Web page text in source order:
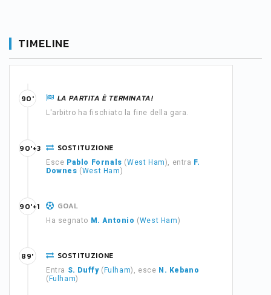
TIMELINE
LA PARTITA È TERMINATA!
L'arbitro ha fischiato la fine della gara.
90'
SOSTITUZIONE
Esce Pablo Fornals (West Ham), entra F.
Downes (West Ham)
90'+3
GOAL
Ha segnato M. Antonio (West Ham)
90'+1
SOSTITUZIONE
Entra S. Duffy( Fulham), esce N. Kebano
( Fulham)
89'